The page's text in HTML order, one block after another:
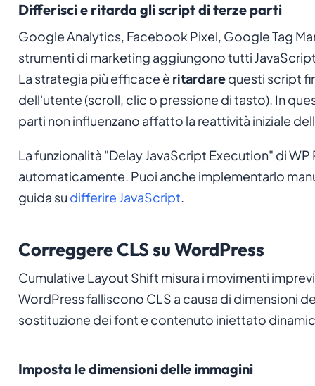
Differisci e ritarda gli script di terze parti
Google Analytics, Facebook Pixel, Google Tag
strumenti di marketing aggiungono tutti
La strategia più efficace è ritardarequesti script
dell'utente (scroll, clic o pressione di tasto). In
parti non influenzano affatto la reattività iniziale
La funzionalità "Delay JavaScript Execution" di WP
automaticamente. Puoi anche implementarlo
guida su differire JavaScript.
Correggere CLS su WordPress
Cumulative Layout Shift misura i movimenti
WordPress falliscono CLS a causa di dimensioni
sostituzione dei font e contenuto iniettato
Imposta le dimensioni delle immagini